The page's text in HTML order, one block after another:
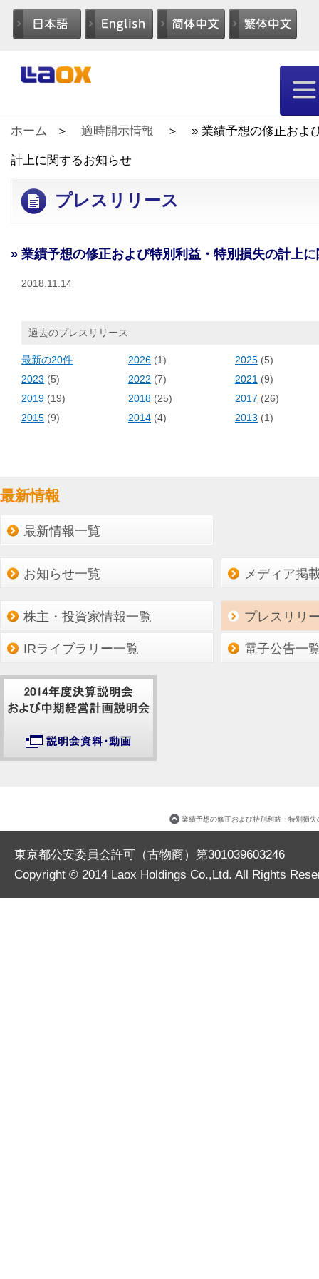
ホーム 適時開示情報 » 業績予想の修正およ
計上に関するお知らせ
プレスリリース
» 業績予想の修正および特別利益・特別損失の計上
2018.11.14
過去のプレスリリース
最新の20件 2026 (1) 2025 (5)
2023 (5) 2022 (7) 2021 (9)
2019 (19) 2018 (25) 2017 (26)
2015 (9) 2014 (4) 2013 (1)
最新情報
最新情報一覧
お知らせ一覧 メディア掲
株主・投資家情報一覧 プレスリリ
IRライブラリー一覧 電子公告一
業績予想の修正および特別利益・特別損
東京都公安委員会許可（古物商）第301039603246
Copyright © 2014 Laox Holdings Co.,Ltd. All Rights